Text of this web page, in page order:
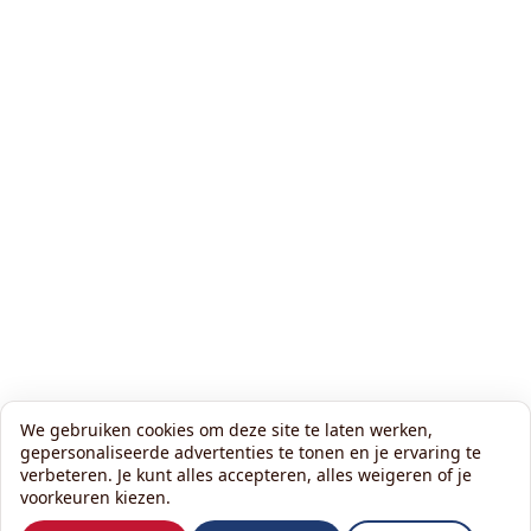
We gebruiken cookies om deze site te laten werken,
gepersonaliseerde advertenties te tonen en je ervaring te
verbeteren. Je kunt alles accepteren, alles weigeren of je
voorkeuren kiezen.